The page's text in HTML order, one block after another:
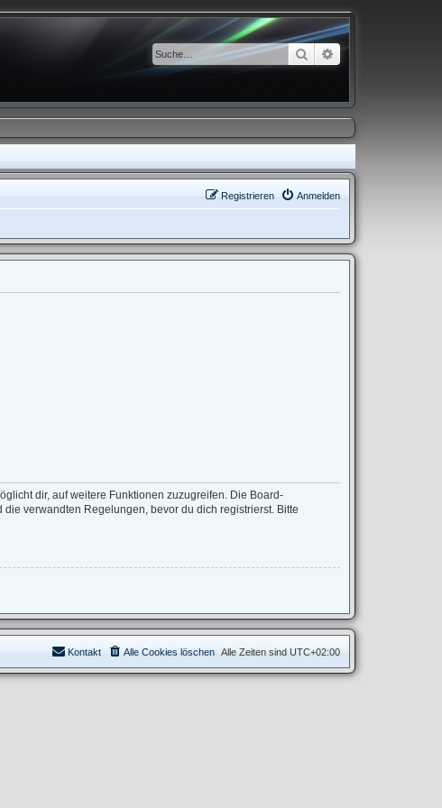
Suche Erweiterte Suche
Anmelden
Registrieren
dir, auf weitere Funktionen zuzugreifen. Die Board-
verwandten Regelungen, bevor du dich registrierst. Bitte
Alle Zeiten sind UTC+02:00
Alle Cookies löschen
Kontakt